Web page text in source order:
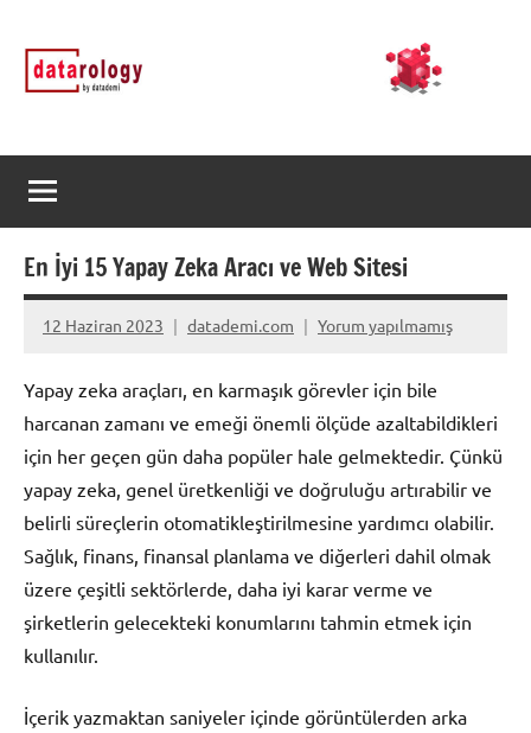
geçDATArology
by
rology
En İyi 15 Yapay Zeka Aracı ve Web Sitesi
12 Haziran 2023 datademi.com Yorum yapılmamış
Yapay zeka araçları, en karmaşık görevler için bile
harcanan zamanı ve emeği önemli ölçüde azaltabildikleri
için her geçen gün daha popüler hale gelmektedir. Çünkü
yapay zeka, genel üretkenliği ve doğruluğu artırabilir ve
belirli süreçlerin otomatikleştirilmesine yardımcı olabilir.
Sağlık, finans, finansal planlama ve diğerleri dahil olmak
üzere çeşitli sektörlerde, daha iyi karar verme ve
şirketlerin gelecekteki konumlarını tahmin etmek için
kullanılır.
İçerik yazmaktan saniyeler içinde görüntülerden arka